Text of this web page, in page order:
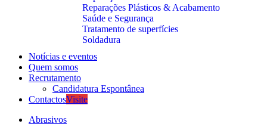
Reparações Plásticos & Acabamento
Saúde e Segurança
Tratamento de superfícies
Soldadura
Notícias e eventos
Quem somos
Recrutamento
Candidatura Espontânea
ContactosVisite
Abrasivos